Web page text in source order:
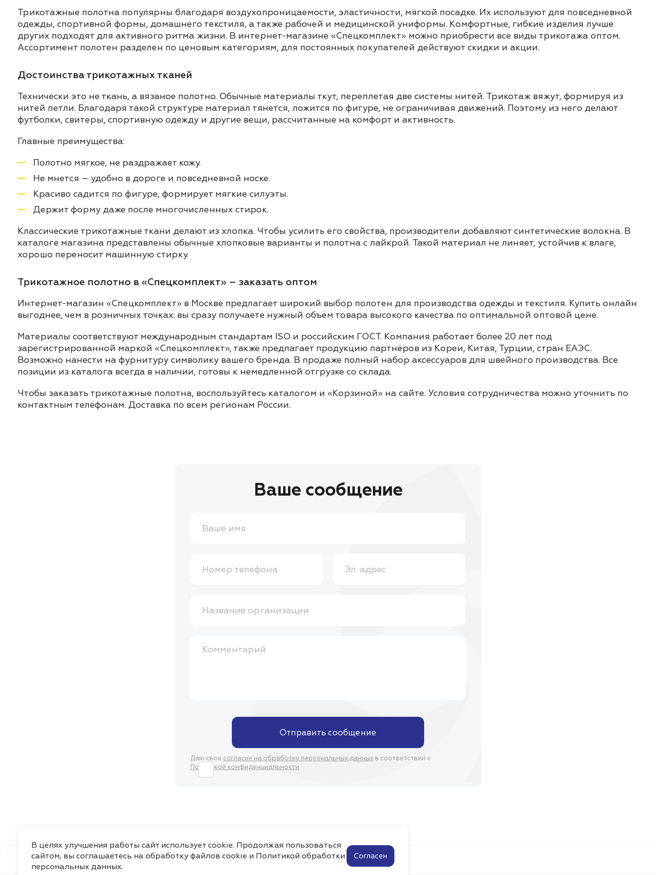
Трикотажные полотна популярны благодаря воздухопроницаемости, эластичности, мягкой посадке. Их используют для повседневной
одежды, спортивной формы, домашнего текстиля, а также рабочей и медицинской униформы. Комфортные, гибкие изделия лучше
других подходят для активного ритма жизни. В интернет-магазине «Спецкомплект» можно приобрести все виды трикотажа оптом.
Ассортимент полотен разделен по ценовым категориям, для постоянных покупателей действуют скидки и акции.
Достоинства трикотажных тканей
Технически это не ткань, а вязаное полотно. Обычные материалы ткут, переплетая две системы нитей. Трикотаж вяжут, формируя из
нитей петли. Благодаря такой структуре материал тянется, ложится по фигуре, не ограничивая движений. Поэтому из него делают
футболки, свитеры, спортивную одежду и другие вещи, рассчитанные на комфорт и активность.
Главные преимущества:
Полотно мягкое, не раздражает кожу.
Не мнется – удобно в дороге и повседневной носке.
Красиво садится по фигуре, формирует мягкие силуэты.
Держит форму даже после многочисленных стирок.
Классические трикотажные ткани делают из хлопка. Чтобы усилить его свойства, производители добавляют синтетические волокна. В
каталоге магазина представлены обычные хлопковые варианты и полотна с лайкрой. Такой материал не линяет, устойчив к влаге,
хорошо переносит машинную стирку.
Трикотажное полотно в «Спецкомплект» – заказать оптом
Интернет-магазин «Спецкомплект» в Москве предлагает широкий выбор полотен для производства одежды и текстиля. Купить онлайн
выгоднее, чем в розничных точках: вы сразу получаете нужный объём товара высокого качества по оптимальной оптовой цене.
Материалы соответствуют международным стандартам ISO и российским ГОСТ. Компания работает более 20 лет под
зарегистрированной маркой «Спецкомплект», также предлагает продукцию партнёров из Кореи, Китая, Турции, стран ЕАЭС.
Возможно нанести на фурнитуру символику вашего бренда. В продаже полный набор аксессуаров для швейного производства. Все
позиции из каталога всегда в наличии, готовы к немедленной отгрузке со склада.
Чтобы заказать трикотажные полотна, воспользуйтесь каталогом и «Корзиной» на сайте. Условия сотрудничества можно уточнить по
контактным телефонам. Доставка по всем регионам России.
Ваше сообщение
Ваше имя
Номер телефона Эл. адрес
Название организации
Комментарий
Отправить сообщение
Даю свое согласие на обработку персональных данных в соответствии с
Политикой конфиденциальности.
Каталог О Компании Доставка Видео Помощь Контакты
В целях улучшения работы сайт использует cookie. Продолжая пользоваться
сайтом, вы соглашаетесь на обработку файлов cookie и Политикой обработки
персональных данных.
Согласен